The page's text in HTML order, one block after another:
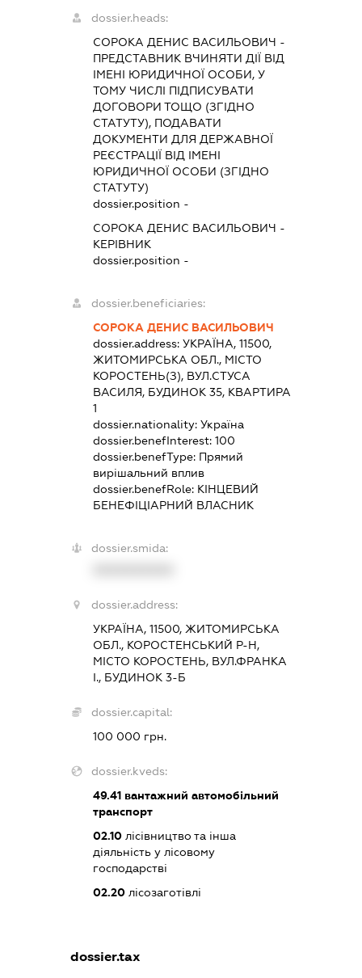
dossier.heads:
СОРОКА ДЕНИС ВАСИЛЬОВИЧ -
ПРЕДСТАВНИК ВЧИНЯТИ ДІЇ ВІД
ІМЕНІ ЮРИДИЧНОЇ ОСОБИ, У
ТОМУ ЧИСЛІ ПІДПИСУВАТИ
ДОГОВОРИ ТОЩО (ЗГІДНО
СТАТУТУ), ПОДАВАТИ
ДОКУМЕНТИ ДЛЯ ДЕРЖАВНОЇ
РЕЄСТРАЦІЇ ВІД ІМЕНІ
ЮРИДИЧНОЇ ОСОБИ (ЗГІДНО
СТАТУТУ)
dossier.position -
СОРОКА ДЕНИС ВАСИЛЬОВИЧ -
КЕРІВНИК
dossier.position -
dossier.beneficiaries:
СОРОКА ДЕНИС ВАСИЛЬОВИЧ
dossier.address: УКРАЇНА, 11500,
ЖИТОМИРСЬКА ОБЛ., МІСТО
КОРОСТЕНЬ(З), ВУЛ.СТУСА
ВАСИЛЯ, БУДИНОК 35, КВАРТИРА
1
dossier.nationality: Україна
dossier.benefInterest: 100
dossier.benefType: Прямий
вирішальний вплив
dossier.benefRole: КІНЦЕВИЙ
БЕНЕФІЦІАРНИЙ ВЛАСНИК
dossier.smida:
dossier.address:
УКРАЇНА, 11500, ЖИТОМИРСЬКА
ОБЛ., КОРОСТЕНСЬКИЙ Р-Н,
МІСТО КОРОСТЕНЬ, ВУЛ.ФРАНКА
І., БУДИНОК 3-Б
dossier.capital:
100 000 грн.
dossier.kveds:
49.41вантажний автомобільний
транспорт
02.10лісівництво та інша
діяльність у лісовому
господарстві
02.20лісозаготівлі
dossier.tax